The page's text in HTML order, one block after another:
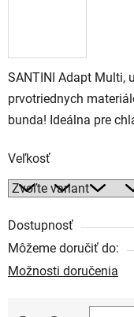
SANTINI Adapt Multi,
prvotriednych
bunda! Ideálna pre
Veľkosť
Dostupnosť
Môžeme doručiť do:
Možnosti doručenia